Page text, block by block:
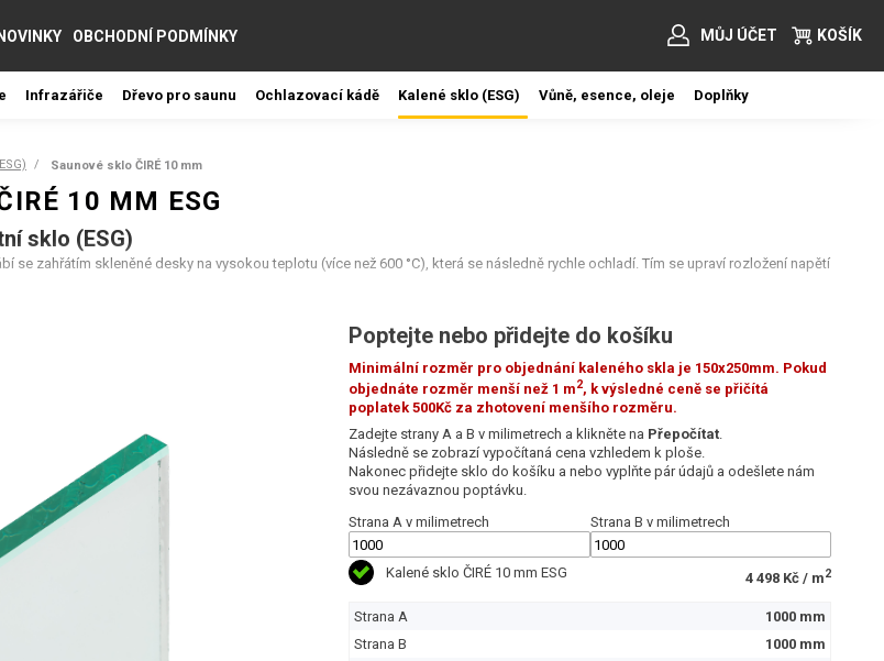
OBCHODNÍ PODMÍNKY MŮJ ÚČET KOŠÍK
Infrazářiče Dřevo pro saunu Ochlazovací kádě Kalené sklo (ESG) Vůně, esence, oleje Doplňky
Saunové sklo ČIRÉ 10 mm
10 MM ESG
sklo (ESG)
se zahřátím skleněné desky na vysokou teplotu (více než 600 °C), která se následně rychle ochladí. Tím se upraví rozložení napětí
rozbije se na malé kousky, které nepředstavují riziko zranění.
Poptejte nebo přidejte do košíku
Minimální rozměr pro objednání kaleného skla je 150x250mm. Pokud
objednáte rozměr menší než 1 m2, k výsledné ceně se přičítá
poplatek 500Kč za zhotovení menšího rozměru.
Zadejte strany A a B v milimetrech a klikněte na Přepočítat.
Následně se zobrazí vypočítaná cena vzhledem k ploše.
Nakonec přidejte sklo do košíku a nebo vyplňte pár údajů a odešlete nám
svou nezávaznou poptávku.
Strana A v milimetrech
Strana B v milimetrech
Kalené sklo ČIRÉ 10 mm ESG 4 498 Kč / m2
Strana A
1000 mm
Strana B
1000 mm